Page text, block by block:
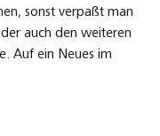
sonst verpaßt man
auch den weiteren
Auf ein Neues im